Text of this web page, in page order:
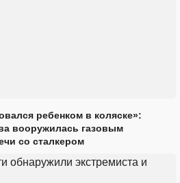
ребенком в коляске»:
вооружилась газовым
со сталкером